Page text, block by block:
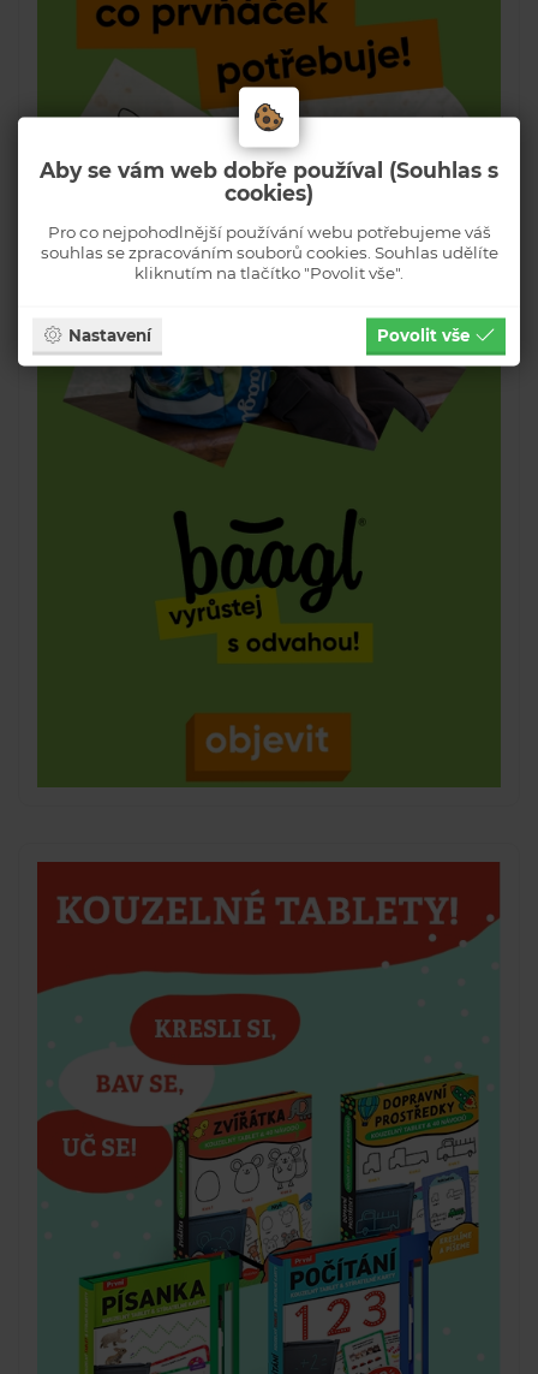
Aby se vám web dobře používal (Souhlas s
cookies)
Pro co nejpohodlnější používání webu potřebujeme váš
souhlas se zpracováním souborů cookies. Souhlas udělíte
kliknutím na tlačítko "Povolit vše".
Nastavení Povolit vše